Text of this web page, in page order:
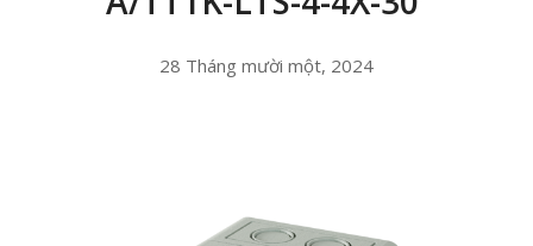
28 Tháng mười một, 2024